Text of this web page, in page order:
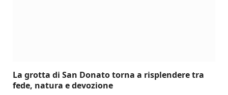
La grotta di San Donato torna a risplendere tra
fede, natura e devozione